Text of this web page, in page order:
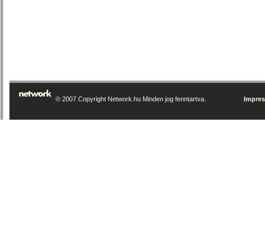
© 2007 Copyright Network.hu Minden jog fenntartva.